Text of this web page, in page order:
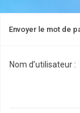
Envoyer le mot de
Nom d’utilisateur :